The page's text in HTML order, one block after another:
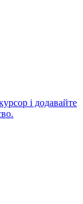
і додавайте